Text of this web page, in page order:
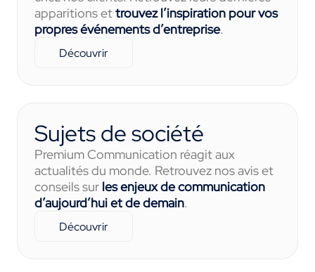
apparitions ettrouvez l’inspiration pour vos
propres événements d’entreprise.
Découvrir
Sujets de société
Premium Communication réagit aux
actualités du monde. Retrouvez nos avis et
conseils sur les enjeux de communication
d’aujourd’hui et de demain.
Découvrir